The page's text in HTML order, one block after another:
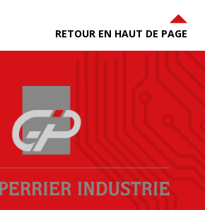
RETOUR EN HAUT DE PAGE